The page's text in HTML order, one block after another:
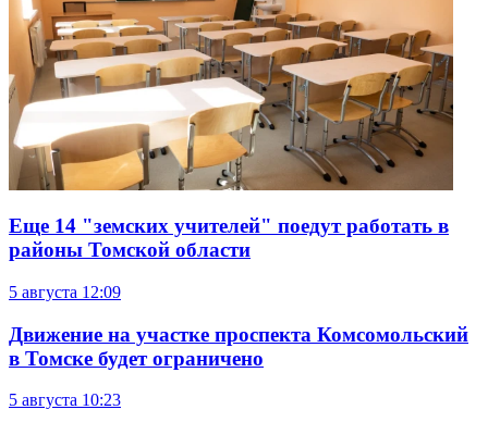
Еще 14 "земских учителей" поедут работать в
районы Томской области
5 августа 12:09
Движение на участке проспекта Комсомольский
в Томске будет ограничено
5 августа 10:23